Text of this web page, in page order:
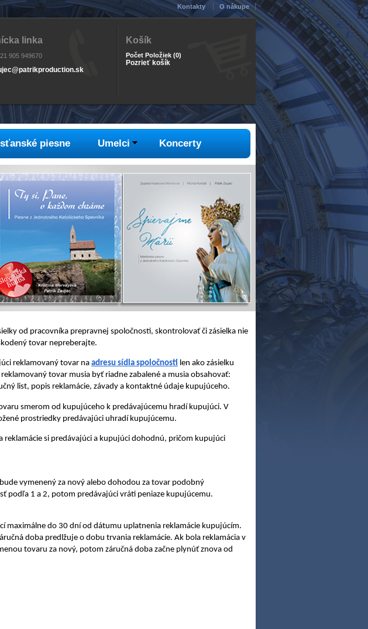
linka
905 949670
Košík
Počet Položiek (0)
Pozrieť košík
Kontakty O nákupe
piesne Umelci Koncerty
od pracovníka prepravnej spoločnosti, skontrolovať či zásielka nie
tovar nepreberajte.
reklamovaný tovar na adresu sídla spoločnosti len ako zásielku
tovar musia byť riadne zabalené a musia obsahovať:
list, popis reklamácie, závady a kontaktné údaje kupujúceho.
smerom od kupujúceho k predávajúcemu hradí kupujúci. V
prostriedky predávajúci uhradí kupujúcemu.
reklamácie si predávajúci a kupujúci dohodnú, pričom kupujúci
vymenený za nový alebo dohodou za tovar podobný
podľa 1 a 2, potom predávajúci vráti peniaze kupujúcemu.
maximálne do 30 dní od dátumu uplatnenia reklamácie kupujúcím.
doba predlžuje o dobu trvania reklamácie. Ak bola reklamácia v
tovaru za nový, potom záručná doba začne plynúť znova od